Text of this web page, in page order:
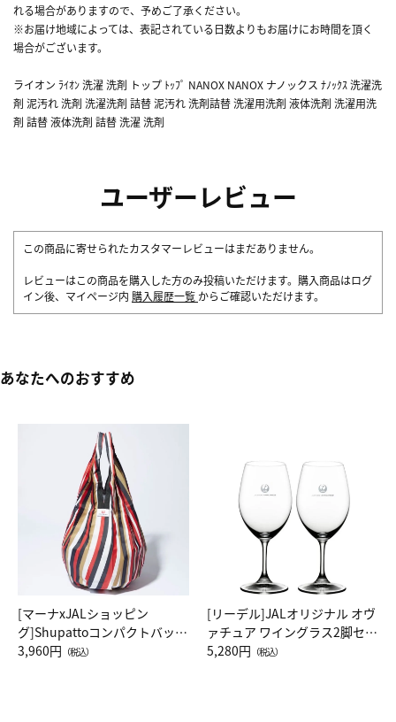
れる場合がありますので、予めご了承ください。
※お届け地域によっては、表記されている日数よりもお届けにお時間を頂く
場合がございます。
ライオン ﾗｲｵﾝ 洗濯 洗剤 トップ ﾄｯﾌﾟ NANOX NANOX ナノックス ﾅﾉｯｸｽ 洗濯洗
剤 泥汚れ 洗剤 洗濯洗剤 詰替 泥汚れ 洗剤詰替 洗濯用洗剤 液体洗剤 洗濯用洗
剤 詰替 液体洗剤 詰替 洗濯 洗剤
ユーザーレビュー
この商品に寄せられたカスタマーレビューはまだありません。
レビューはこの商品を購入した方のみ投稿いただけます。購入商品はログ
イン後、マイページ内 購入履歴一覧 からご確認いただけます。
あなたへのおすすめ
[マーナxJALショッピン
グ]Shupattoコンパクトバッグ
Drop JAL客室乗務員（LC）ス
3,960円 （税込）
[リーデル]JALオリジナル オヴ
ァチュア ワイングラス2脚セッ
ト（レッドワイン）
5,280円 （税込）